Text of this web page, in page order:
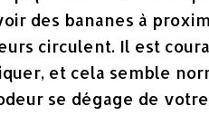
des bananes à
circulent. Il est
et cela semble
se dégage de